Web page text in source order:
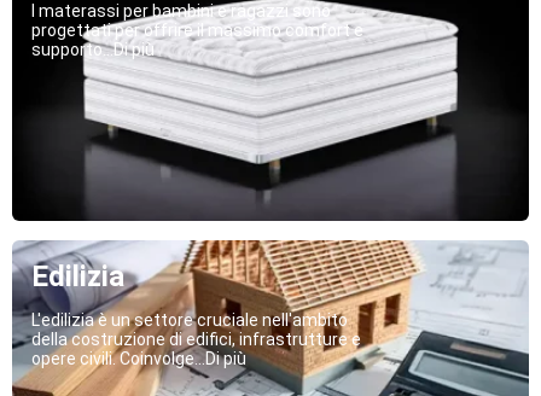
I materassi per bambini e ragazzi sono
progettati per offrire il massimo comfort e
supporto...Di più
Edilizia
L'edilizia è un settore cruciale nell'ambito
della costruzione di edifici, infrastrutture e
opere civili. Coinvolge...Di più